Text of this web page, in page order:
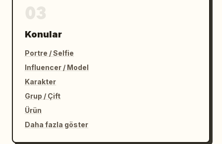
Konular
Portre / Selfie
Influencer / Model
Karakter
Grup / Çift
Ürün
Daha fazla göster